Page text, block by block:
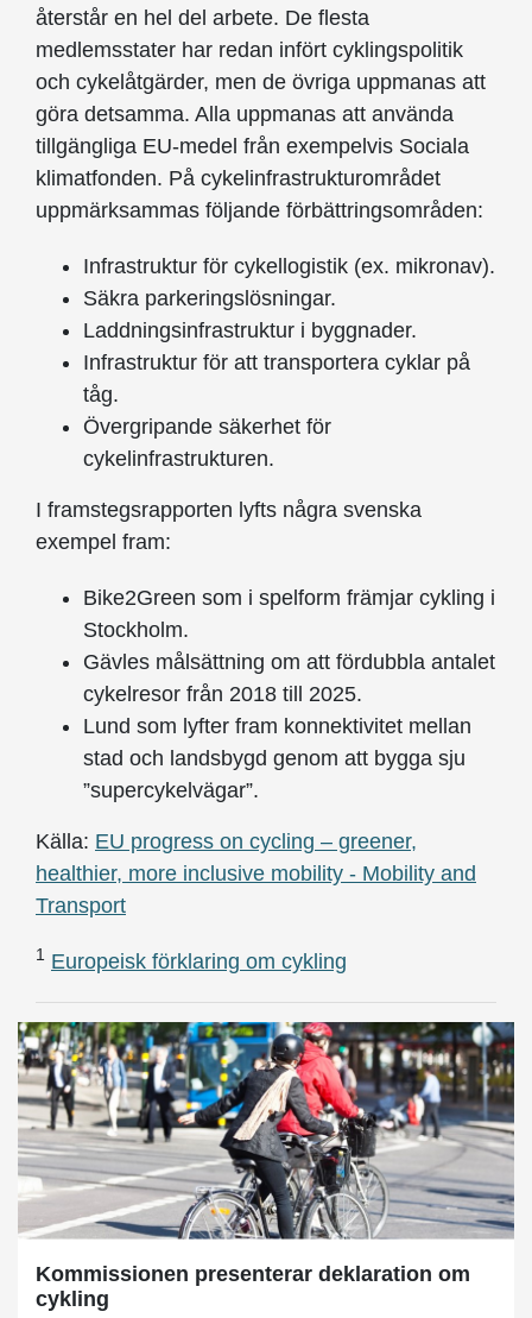
återstår en hel del arbete. De flesta
medlemsstater har redan infört cyklingspolitik
och cykelåtgärder, men de övriga uppmanas att
göra detsamma. Alla uppmanas att använda
tillgängliga EU-medel från exempelvis Sociala
klimatfonden. På cykelinfrastrukturområdet
uppmärksammas följande förbättringsområden:
Infrastruktur för cykellogistik (ex. mikronav).
Säkra parkeringslösningar.
Laddningsinfrastruktur i byggnader.
Infrastruktur för att transportera cyklar på
tåg.
Övergripande säkerhet för
cykelinfrastrukturen.
I framstegsrapporten lyfts några svenska
exempel fram:
Bike2Green som i spelform främjar cykling i
Stockholm.
Gävles målsättning om att fördubbla antalet
cykelresor från 2018 till 2025.
Lund som lyfter fram konnektivitet mellan
stad och landsbygd genom att bygga sju
”supercykelvägar”.
Källa: EU progress on cycling – greener,
healthier, more inclusive mobility - Mobility and
Transport
1 Europeisk förklaring om cykling
Kommissionen presenterar deklaration om
cykling